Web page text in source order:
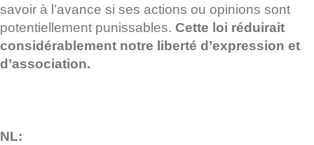
savoir à l’avance si ses actions ou opinions sont
potentiellement punissables. Cette loi réduirait
considérablement notre liberté d’expression et
d’association.
NL: